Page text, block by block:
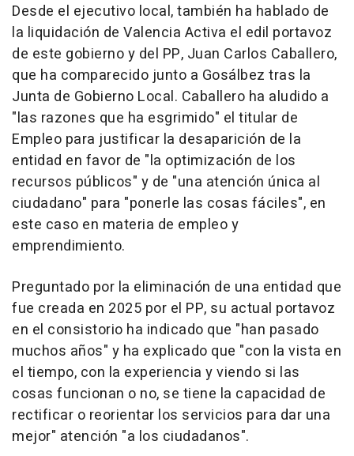
Desde el ejecutivo local, también ha hablado de
la liquidación de Valencia Activa el edil portavoz
de este gobierno y del PP, Juan Carlos Caballero,
que ha comparecido junto a Gosálbez tras la
Junta de Gobierno Local. Caballero ha aludido a
"las razones que ha esgrimido" el titular de
Empleo para justificar la desaparición de la
entidad en favor de "la optimización de los
recursos públicos" y de "una atención única al
ciudadano" para "ponerle las cosas fáciles", en
este caso en materia de empleo y
emprendimiento.
Preguntado por la eliminación de una entidad que
fue creada en 2025 por el PP, su actual portavoz
en el consistorio ha indicado que "han pasado
muchos años" y ha explicado que "con la vista en
el tiempo, con la experiencia y viendo si las
cosas funcionan o no, se tiene la capacidad de
rectificar o reorientar los servicios para dar una
mejor" atención "a los ciudadanos".